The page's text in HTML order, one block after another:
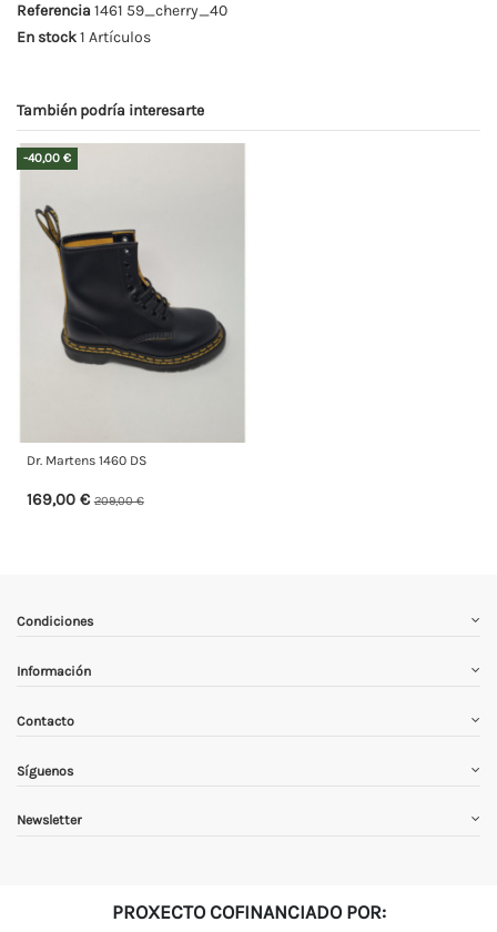
Referencia 1461 59_cherry_40
En stock1 Artículos
También podría interesarte
-40,00 €
Dr. Martens 1460 DS
169,00 €209,00 €
Condiciones
Información
Contacto
Síguenos
Newsletter
PROXECTO COFINANCIADO POR: